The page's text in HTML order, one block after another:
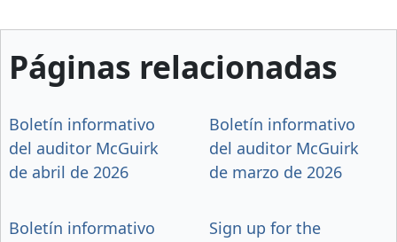
Páginas relacionadas
Boletín informativo
del auditor McGuirk
de abril de 2026
Boletín informativo
del auditor McGuirk
de marzo de 2026
Boletín informativo
Sign up for the